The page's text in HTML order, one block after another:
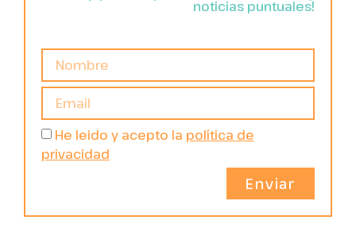
noticias puntuales!
He leido y acepto la política de
privacidad
Enviar